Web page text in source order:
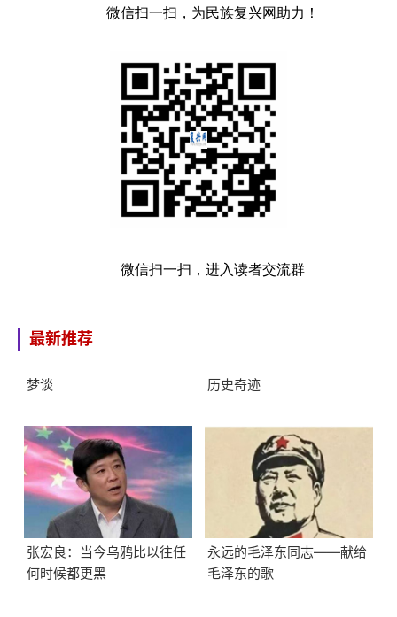
微信扫一扫，为民族复兴网助力！
微信扫一扫，进入读者交流群
最新推荐
梦谈 历史奇迹
张宏良：当今乌鸦比以往任
何时候都更黑
永远的毛泽东同志——献给
毛泽东的歌